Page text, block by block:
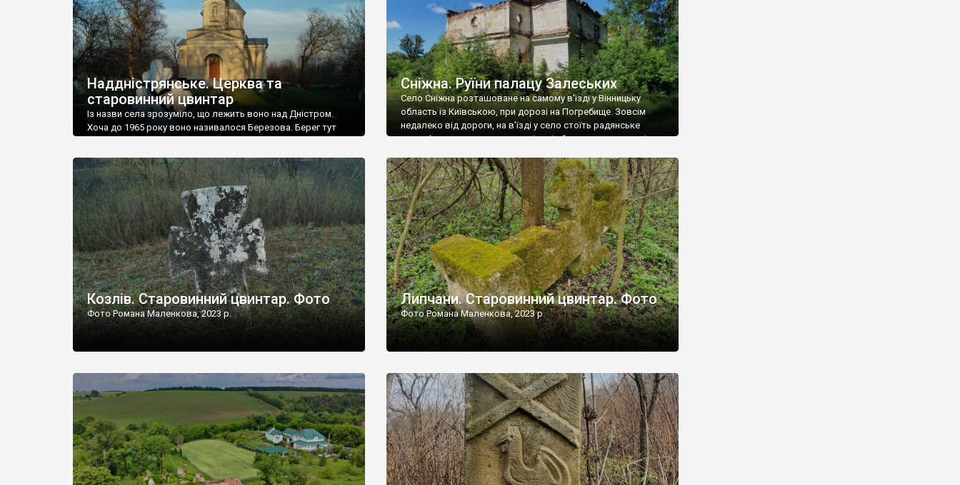
роках Болган […]
Наддністрянське. Церква та
старовинний цвинтар
Із назви села зрозуміло, що лежить воно над Дністром.
Хоча до 1965 року воно називалося Березова. Берег тут
Наддністрянське відрізняється від більшості навколишніх
сіл. У селі є мурована Михайлівська церква. Точної дати […]
Сніжна. Руїни палацу Залеських
Село Сніжна розташоване на самому в’їзді у Вінницьку
область із Київською, при дорозі на Погребище. Зовсім
недалеко від дороги, на в’їзді у село стоїть радянське
рельєфне пано, яке показує жінку і яблуню, а трохи далі,
дороги їх не видно, але видно дві стареньких колії у траві –
[…]
Козлів. Старовинний цвинтар. Фото
Фото Романа Маленкова, 2023 р.
Липчани. Старовинний цвинтар. Фото
Фото Романа Маленкова, 2023 р.